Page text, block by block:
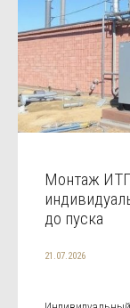
Монтаж
до пуска
21.07.2026